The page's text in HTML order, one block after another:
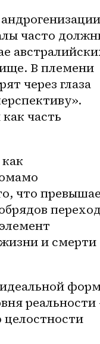
часто
В племени
через глаза
часть
что
и смерти
реальности
целостности